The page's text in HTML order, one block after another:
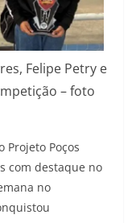
Felipe Petry e
– foto
Projeto Poços
com destaque no
no